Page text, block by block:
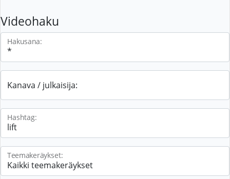
Videohaku
Hakusana:
Kanava / julkaisija:
Hashtag:
Teemakeräykset: